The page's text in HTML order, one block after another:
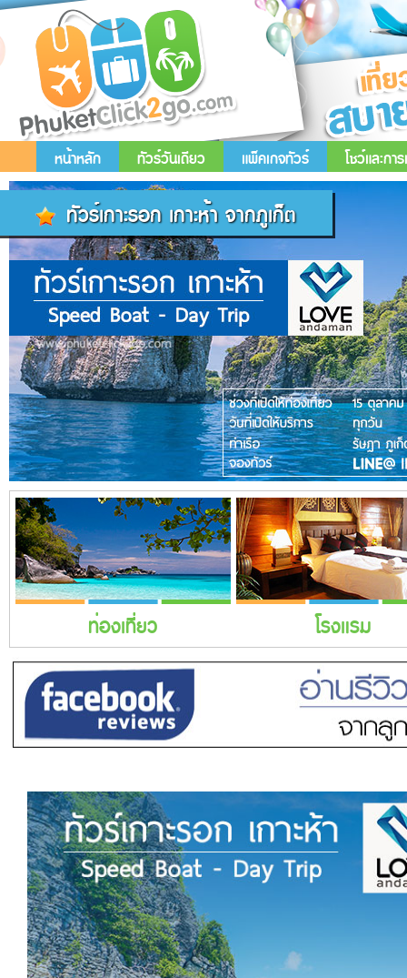
หน้าหลัก ทัวร์วันเดียว แพ็คเกจทัวร์ โชว์และกา
ทัวร์เกาะรอก เกาะห้า จากภูเก็ต
ท่องเที่ยว โรงแรม